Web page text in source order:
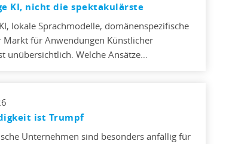
KI, nicht die spektakulärste
lokale Sprachmodelle, domänenspezifische
Markt für Anwendungen Künstlicher
unübersichtlich. Welche Ansätze…
ist Trumpf
Unternehmen sind besonders anfällig für